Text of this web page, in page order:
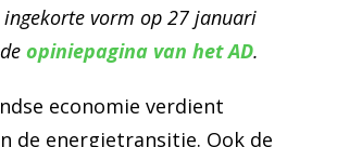
vorm op 27 januari
opiniepagina van het AD.
economie verdient
de energietransitie. Ook de